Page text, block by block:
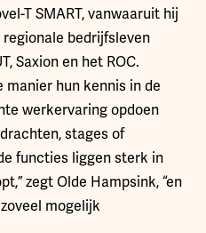
T SMART, vanwaaruit hij
bedrijfsleven
Saxion en het ROC.
manier hun kennis in de
werkervaring opdoen
stages of
functies liggen sterk in
zegt Olde Hampsink, “en
mogelijk